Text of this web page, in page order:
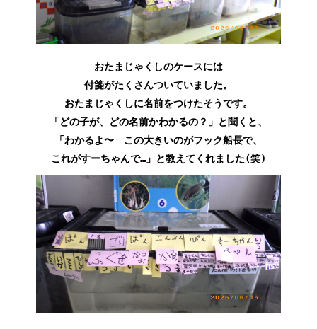
おたまじゃくしのケースには
付箋がたくさんついていました。
おたまじゃくしに名前をつけたそうです。
「どの子が、どの名前かわかるの？」と聞くと、
「わかるよ〜 この大きいのがフック船長で、
これがすーちゃんで…」と教えてくれました(笑)